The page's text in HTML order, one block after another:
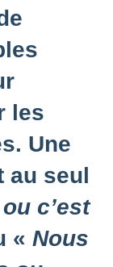
les
Une
au seul
c’est
« Nous